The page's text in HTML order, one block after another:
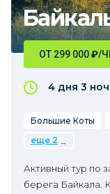
ОТ 299 000₽/
4 дня 3
Большие Коты
еще 2
Активный тур по
берега Байкала.